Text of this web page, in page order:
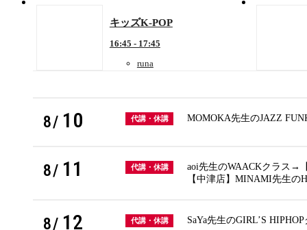
キッズK-POP
16:45 - 17:45
runa
8/ 10 代講・休講 MOMOKA先生のJAZZ
8/ 11 代講・休講
aoi先生のWAACKクラス→
【中津店】MINAMI先生の
8/ 12 代講・休講 SaYa先生のGIRL’S